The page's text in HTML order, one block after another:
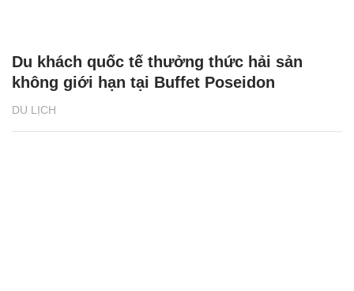
DU LỊCH
Du khách quốc tế thưởng thức hải sản
không giới hạn tại Buffet Poseidon